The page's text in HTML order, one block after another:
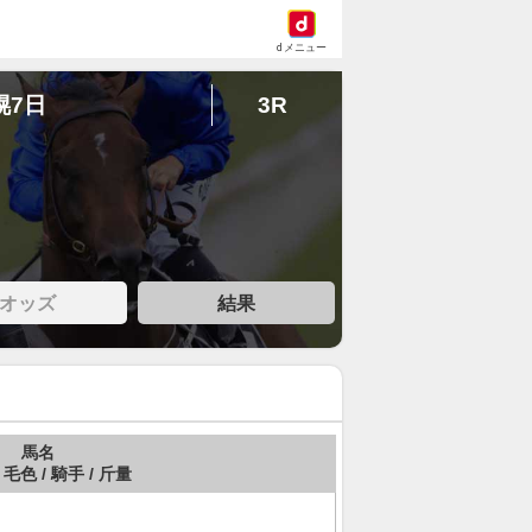
dメニュー
7日 3R
オッズ 結果
馬名
色 / 騎手 / 斤量